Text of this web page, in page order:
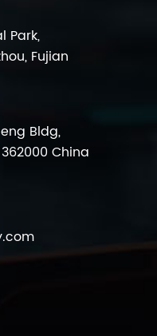
Rolltore
und
Lautsprecher.tragbare
Park,
Fujian
Bldg,
China